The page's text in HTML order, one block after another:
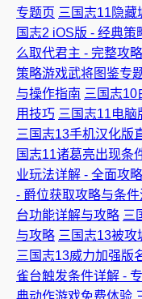
专题页 三国志11隐藏
国志2 iOS版 - 经典
么取代君主 - 完整攻
策略游戏武将图鉴专
与操作指南 三国志10
用技巧 三国志11电脑
三国志13手机汉化版
国志11诸葛亮出现条
业玩法详解 - 全面攻
- 爵位获取攻略与条件
台功能详解与攻略 三
与攻略 三国志13被攻
三国志13威力加强版
雀台触发条件详解 -
典动作游戏免费体验